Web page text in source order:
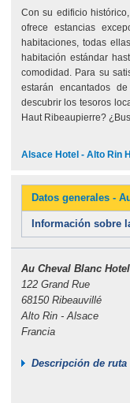
Con su edificio
ofrece estancias
habitaciones, todas
habitación estándar
comodidad. Para su
estarán encantados
descubrir los tesoros
Haut Ribeaupierre?
Alsace Hotel - Alto Rin
Datos generales -
Información sobre
Au Cheval Blanc Hotel
122 Grand Rue
68150 Ribeauvillé
Alto Rin - Alsace
Francia
Descripción de ruta